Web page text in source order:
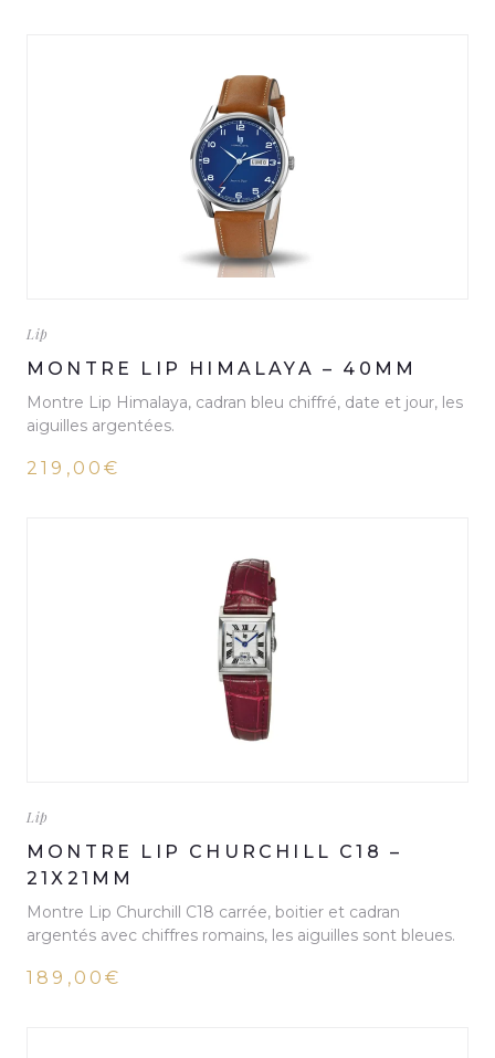
Lip
MONTRE LIP HIMALAYA – 40MM
Montre Lip Himalaya, cadran bleu chiffré, date et jour, les
aiguilles argentées.
219,00€
Lip
MONTRE LIP CHURCHILL C18 –
21X21MM
Montre Lip Churchill C18 carrée, boitier et cadran
argentés avec chiffres romains, les aiguilles sont bleues.
189,00€